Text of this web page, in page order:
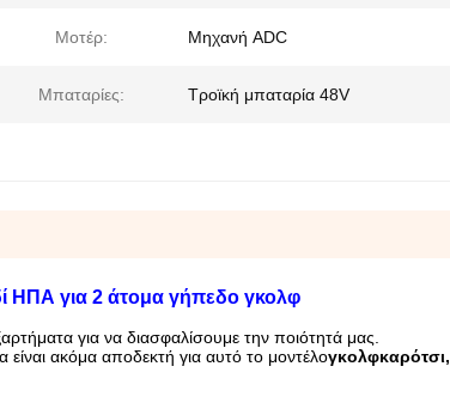
Μοτέρ: Μηχανή ADC
Μπαταρίες: Τροϊκή μπαταρία 48V
ΗΠΑ για 2 άτομα γήπεδο γκολφ
για να διασφαλίσουμε την ποιότητά μας.
ακόμα αποδεκτή για αυτό το μοντέλογκολφκαρότσι,